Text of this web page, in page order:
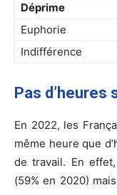
Déprime
Euphorie
Indifférence
Pas d’heures
En 2022, les
même heure que
de travail. En
(59% en 2020)